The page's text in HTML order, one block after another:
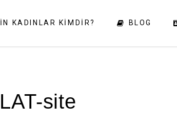
KADINLAR KIMDIR? BLOG
site